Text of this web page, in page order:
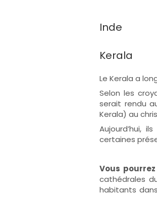
Inde
Kerala
Le Kerala a
Selon les
serait rendu
Kerala) au
Aujourd’hui,
certaines
Vous
cathédrales
habitants